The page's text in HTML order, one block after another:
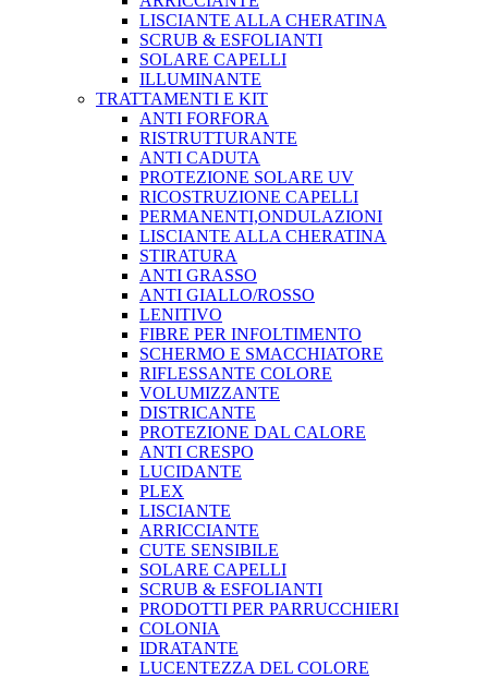
LISCIANTE ALLA CHERATINA
SCRUB & ESFOLIANTI
SOLARE CAPELLI
ILLUMINANTE
TRATTAMENTI E KIT
ANTI FORFORA
RISTRUTTURANTE
ANTI CADUTA
PROTEZIONE SOLARE UV
RICOSTRUZIONE CAPELLI
PERMANENTI,ONDULAZIONI
LISCIANTE ALLA CHERATINA
STIRATURA
ANTI GRASSO
ANTI GIALLO/ROSSO
LENITIVO
FIBRE PER INFOLTIMENTO
SCHERMO E SMACCHIATORE
RIFLESSANTE COLORE
VOLUMIZZANTE
DISTRICANTE
PROTEZIONE DAL CALORE
ANTI CRESPO
LUCIDANTE
PLEX
LISCIANTE
ARRICCIANTE
CUTE SENSIBILE
SOLARE CAPELLI
SCRUB & ESFOLIANTI
PRODOTTI PER PARRUCCHIERI
COLONIA
IDRATANTE
LUCENTEZZA DEL COLORE